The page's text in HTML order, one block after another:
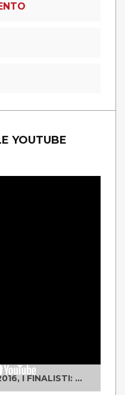
YOUTUBE
UNO TWO DREI 2015/2016, I FINALISTI: CLASSE IV ALS ISTITUTO "DEGASPERI" BORGO VALSUGANA